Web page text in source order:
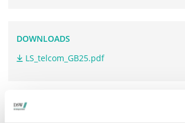
DOWNLOADS
LS_telcom_GB25.pdf
WEITERFÜHRENDE LINKS